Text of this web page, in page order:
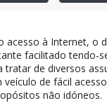
acesso à Internet, o
facilitado tendo-
tratar de diversos
de fácil
não idóneos.